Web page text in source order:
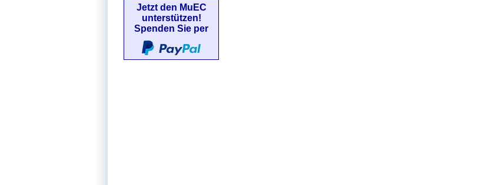
Jetzt den MuEC
unterstützen!
Spenden Sie per